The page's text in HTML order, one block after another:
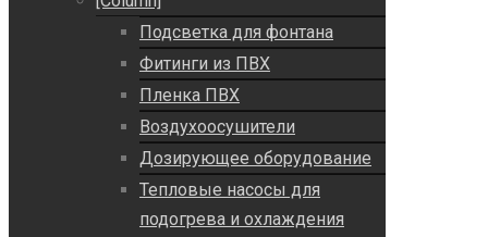
Подсветка для фонтана
Фитинги из ПВХ
Пленка ПВХ
Воздухоосушители
Дозирующее оборудование
Тепловые насосы для
подогрева и охлаждения